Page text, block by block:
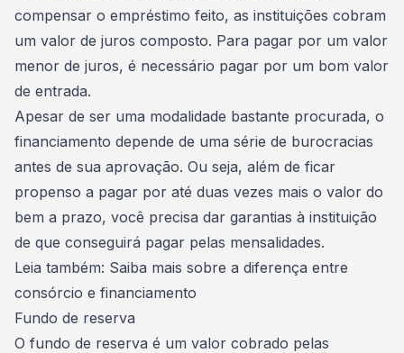
compensar o empréstimo feito, as instituições cobram
um valor de juros composto. Para pagar por um valor
menor de juros, é necessário pagar por um bom valor
de entrada.
Apesar de ser uma modalidade bastante procurada, o
financiamento depende de uma série de burocracias
antes de sua aprovação. Ou seja, além de ficar
propenso a pagar por até duas vezes mais o valor do
bem a prazo, você precisa dar garantias à instituição
de que conseguirá pagar pelas mensalidades.
Leia também: Saiba mais sobre a diferença entre
consórcio e financiamento
Fundo de reserva
O fundo de reserva é um valor cobrado pelas